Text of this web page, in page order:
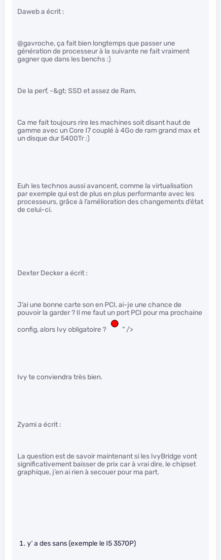
Daweb a écrit :
@gavroche, ça fait bien longtemps que passer une
génération de processeur à la suivante ne fait vraiment
gagner que dans les benchs :)
De la perf, -&gt; SSD et assez de Ram.
Ca me fait toujours rire les machines soit disant haut de
gamme avec un Core I7 couplé à 4Go de ram grand max et
un disque dur 5400Tr :)
Euh les technos aussi avancent, comme la virtualisation
par exemple qui est de plus en plus performante avec les
processeurs, grâce à l’amélioration des changements d’état
de celui-ci.
Dexter Decker a écrit :
J’ai une bonne carte son en PCI, ai-je une chance de
pouvoir la garder ? Il me faut un port PCI pour ma prochaine
config, alors Ivy obligatoire ?
" />
Ivy te conviendra très bien.
Zyami a écrit :
La question est de savoir maintenant si les IvyBridge vont
significativement baisser de prix car à vrai dire, le chipset
graphique, j’en ai rien à secouer pour ma part.
y’ a des sans (exemple le I5 3570P)